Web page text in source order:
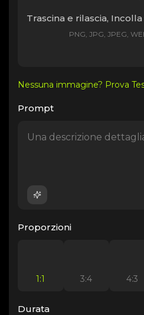
Trascina e rilascia,
PNG, JPG, JPEG,
Nessuna immagine? Prova
Prompt
Proporzioni
1:1 3:4 4:3
Durata